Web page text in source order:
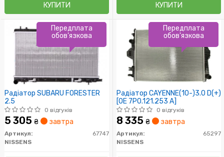
КУПИТИ КУПИТИ
Радіатор SUBARU FORESTER
2.5
0 відгуків
5 305 ₴ завтра
Артикул:
67747
NISSENS
Передплата
обов'язкова
Радіатор CAYENNE(10-)3.0 D(+)
[OE 7P0.121.253 A]
0 відгуків
8 335 ₴ завтра
Артикул:
65297
NISSENS
Передплата
обов'язкова